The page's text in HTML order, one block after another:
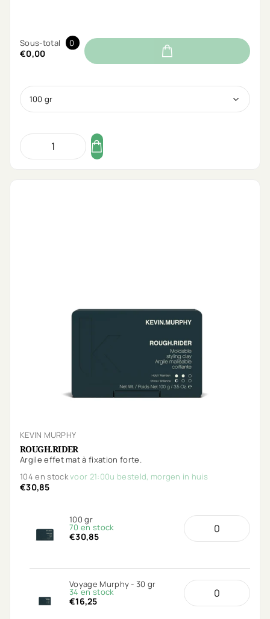
Sous-total 0
€0,00
KEVIN MURPHY
ROUGH.RIDER
Argile effet mat à fixation forte.
104 en stockvoor 21:00u besteld, morgen in huis
€30,85
100 gr
70 en stock
€30,85
Voyage Murphy - 30 gr
34 en stock
€16,25